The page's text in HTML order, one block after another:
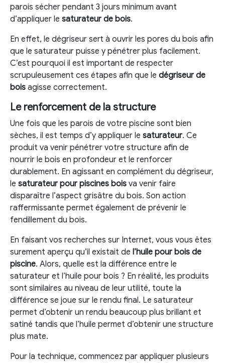
parois sécher pendant 3 jours minimum avant
d’appliquer le saturateur de bois.
En effet, le dégriseur sert à ouvrir les pores du bois afin
que le saturateur puisse y pénétrer plus facilement.
C’est pourquoi il est important de respecter
scrupuleusement ces étapes afin que le dégriseur de
bois agisse correctement.
Le renforcement de la structure
Une fois que les parois de votre piscine sont bien
sèches, il est temps d’y appliquer le saturateur. Ce
produit va venir pénétrer votre structure afin de
nourrir le bois en profondeur et le renforcer
durablement. En agissant en complément du dégriseur,
le saturateur pour piscines bois va venir faire
disparaître l’aspect grisâtre du bois. Son action
raffermissante permet également de prévenir le
fendillement du bois.
En faisant vos recherches sur Internet, vous vous êtes
surement aperçu qu’il existait de l’huile pour bois de
piscine. Alors, quelle est la différence entre le
saturateur et l’huile pour bois ? En réalité, les produits
sont similaires au niveau de leur utilité, toute la
différence se joue sur le rendu final. Le saturateur
permet d’obtenir un rendu beaucoup plus brillant et
satiné tandis que l’huile permet d’obtenir une structure
plus mate.
Pour la technique, commencez par appliquer plusieurs